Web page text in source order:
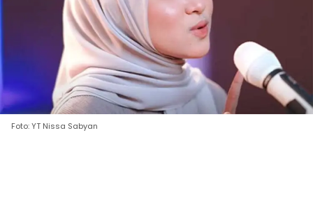
Foto: YT Nissa Sabyan